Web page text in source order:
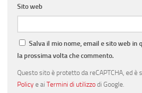
Sito web
Salva il mio nome, email e sito web in
la prossima volta che commento.
Questo sito è protetto da reCAPTCHA, ed è
Policye ai Termini di utilizzodi Google.